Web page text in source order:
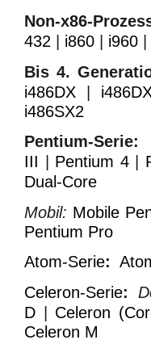
Non-x86-
432
i860 i960
Bis 4.
i486DX
i486SX2
Pentium-Serie:
III
Pentium 4|
Dual-Core
Mobil: Mobile
Pentium Pro
Atom-Serie:
Celeron-Serie:
D
Celeron
Celeron M